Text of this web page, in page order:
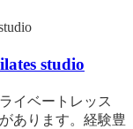
studio
イベートレッス
あります。経験豊